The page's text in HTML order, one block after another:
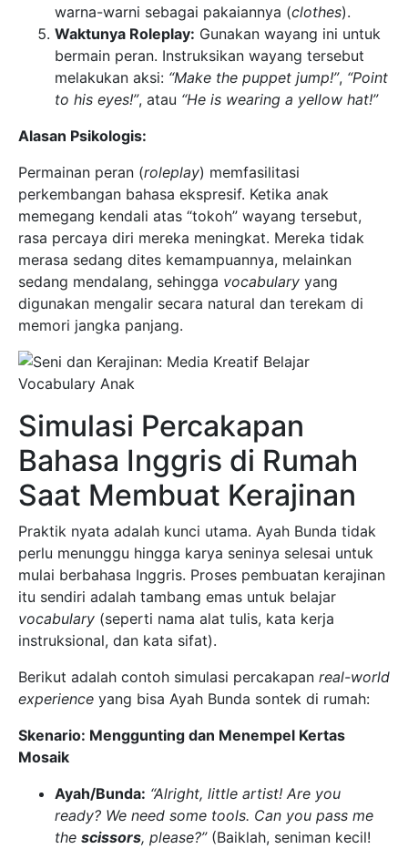
warna-warni sebagai pakaiannya (clothes).
Waktunya Roleplay: Gunakan wayang ini untuk
bermain peran. Instruksikan wayang tersebut
melakukan aksi: “Make the puppet jump!”, “Point
to his eyes!”, atau “He is wearing a yellow hat!”
Alasan Psikologis:
Permainan peran (roleplay) memfasilitasi
perkembangan bahasa ekspresif. Ketika anak
memegang kendali atas “tokoh” wayang tersebut,
rasa percaya diri mereka meningkat. Mereka tidak
merasa sedang dites kemampuannya, melainkan
sedang mendalang, sehingga vocabulary yang
digunakan mengalir secara natural dan terekam di
memori jangka panjang.
Simulasi Percakapan
Bahasa Inggris di Rumah
Saat Membuat Kerajinan
Praktik nyata adalah kunci utama. Ayah Bunda tidak
perlu menunggu hingga karya seninya selesai untuk
mulai berbahasa Inggris. Proses pembuatan kerajinan
itu sendiri adalah tambang emas untuk belajar
vocabulary (seperti nama alat tulis, kata kerja
instruksional, dan kata sifat).
Berikut adalah contoh simulasi percakapan real-world
experience yang bisa Ayah Bunda sontek di rumah:
Skenario: Menggunting dan Menempel Kertas
Mosaik
Ayah/Bunda: “Alright, little artist! Are you
ready? We need some tools. Can you pass me
the scissors, please?”(Baiklah, seniman kecil!